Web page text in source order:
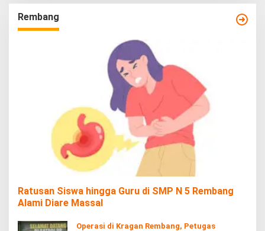
Rembang
Ratusan Siswa hingga Guru di SMP N 5 Rembang
Alami Diare Massal
Operasi di Kragan Rembang, Petugas